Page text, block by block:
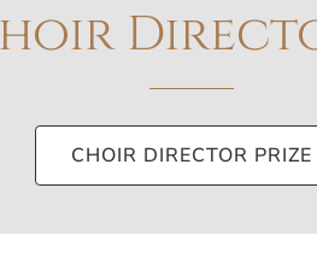
CHOIR DIRECTOR PRIZE